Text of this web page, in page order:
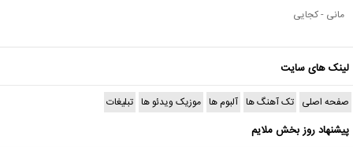
مانی - کجایی
لینک های سایت
صفحه اصلی تک آهنگ ها آلبوم ها موزیک ویدئو ها تبلیغات
پیشنهاد روز بخش ملایم